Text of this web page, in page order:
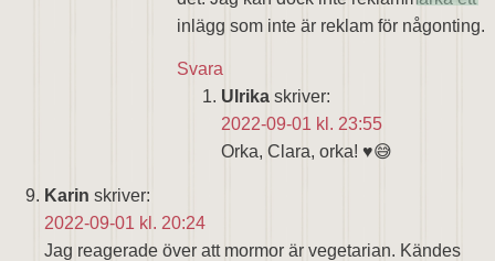
inlägg som inte är reklam för någonting.
Svara
Ulrika skriver:
2022-09-01 kl. 23:55
Orka, Clara, orka! ♥️😅
Karin skriver:
2022-09-01 kl. 20:24
Jag reagerade över att mormor är vegetarian. Kändes